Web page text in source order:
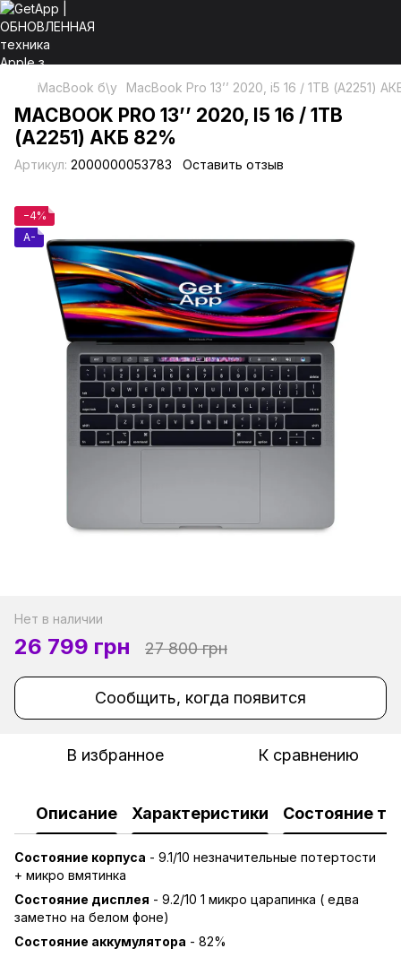
MacBook б\у MacBook Pro 13’’ 2020, i5 16 / 1ТB (А2251)
MACBOOK PRO 13’’ 2020, I5 16 / 1ТB
(А2251) АКБ 82%
Артикул: 2000000053783 Оставить отзыв
−4%
A-
Нет в наличии
26 799 грн 27 800 грн
Сообщить, когда появится
В избранное К сравнению
Описание Характеристики Состояние
Состояние корпуса - 9.1/10 незначительные потертости
+ микро вмятинка
Состояние дисплея - 9.2/10 1 микро царапинка ( едва
заметно на белом фоне)
Состояние аккумулятора - 82%